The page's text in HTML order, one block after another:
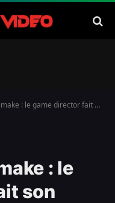
director fait son retour chez Ubisoft Toronto
: le
son